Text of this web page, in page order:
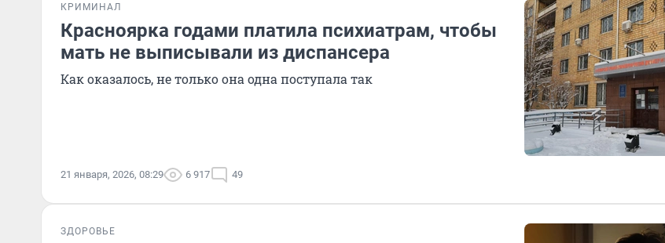
КРИМИНАЛ
Красноярка годами платила психиатрам, чтобы
мать не выписывали из диспансера
Как оказалось, не только она одна поступала так
21 января, 2026, 08:29 6 917 49
ЗДОРОВЬЕ